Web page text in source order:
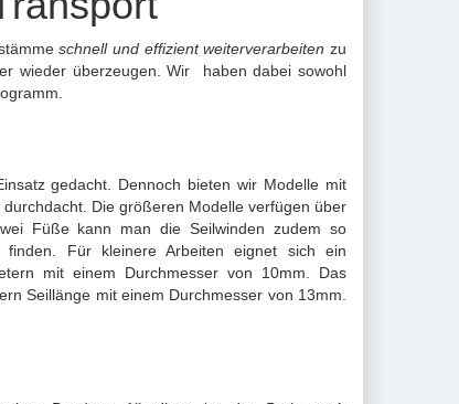
schnell und effizient weiterverarbeiten zu
wieder überzeugen. Wir haben dabei sowohl
gedacht. Dennoch bieten wir Modelle mit
Die größeren Modelle verfügen über
Füße kann man die Seilwinden zudem so
Für kleinere Arbeiten eignet sich ein
mit einem Durchmesser von 10mm. Das
Seillänge mit einem Durchmesser von 13mm.